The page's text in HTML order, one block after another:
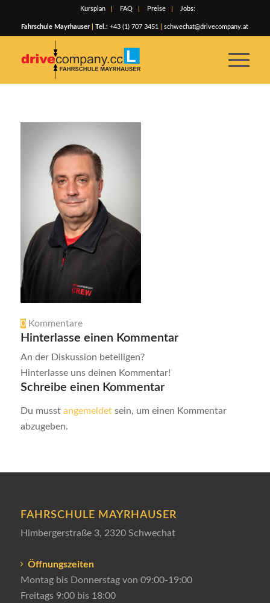
Kursplan FAQ Preise Jobs:
Fahrschule Mayrhauser |Tel.:+43 (1) 707 3451 schwechat@drivecompany.at
0 Kommentare
Hinterlasse einen Kommentar
An der Diskussion beteiligen?
Hinterlasse uns deinen Kommentar!
Schreibe einen Kommentar
Du musst angemeldetsein, um einen Kommentar
abzugeben.
FAHRSCHULE MAYRHAUSER
Himbergerstraße 3, 2320 Schwechat
Öffnungszeiten
Montag bis Donnerstag von 09:00-19:00
Freitags 9:00 bis 18:00